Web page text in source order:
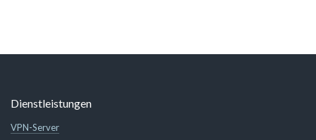
Dienstleistungen
VPN-Server